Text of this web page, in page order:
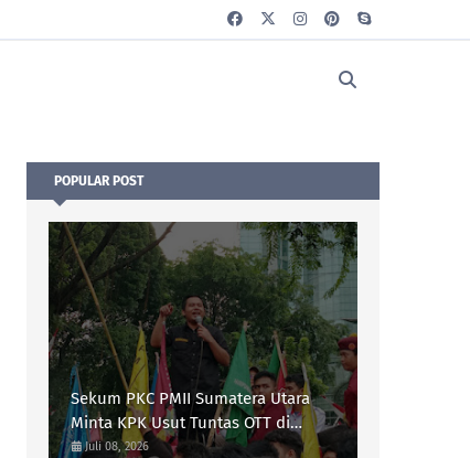
POPULAR POST
Sekum PKC PMII Sumatera Utara
Minta KPK Usut Tuntas OTT di
Langkat dan Telusuri Peran Pejabat
Juli 08, 2026